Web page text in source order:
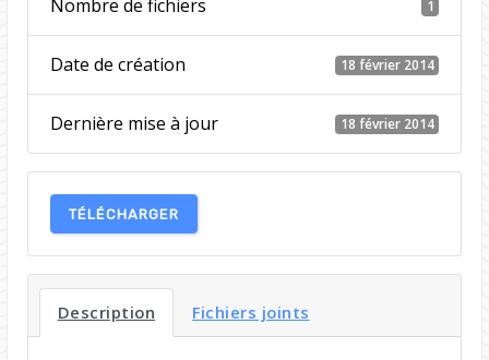
Nombre de fichiers 1
Date de création 18 février 2014
Dernière mise à jour 18 février 2014
TÉLÉCHARGER
Description Fichiers joints